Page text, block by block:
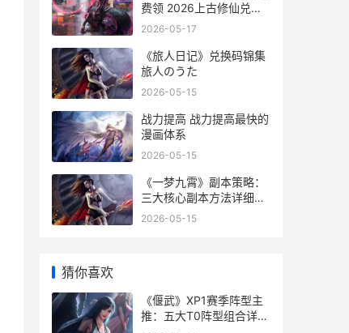
费领 2026上古修仙兑换
码
2026-05-17
《旅人日记》兑换码锦集
旅人のうた
2026-05-15
战力提高 战力提高最快的
漫画体系
2026-05-15
《一梦九霄》副本策略：
三大核心副本方法详细解
答 一梦九州
2026-05-15
猜你喜欢
《偃武》XP1赛季阵型主
推：五大T0阵型组合详细